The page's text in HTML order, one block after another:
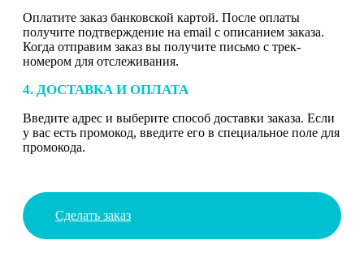
Оплатите заказ банковской картой. После оплаты
получите подтверждение на email с описанием заказа.
Когда отправим заказ вы получите письмо с трек-
номером для отслеживания.
4. ДОСТАВКА И ОПЛАТА
Введите адрес и выберите способ доставки заказа. Если
у вас есть промокод, введите его в специальное поле для
промокода.
Сделать заказ